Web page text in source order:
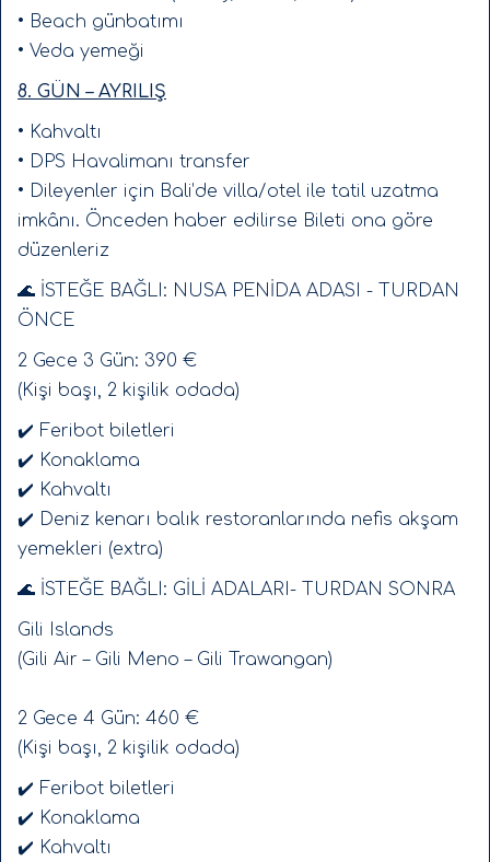
Gerçek Bali deneyimi.
• Beach günbatımı
• Veda yemeği
8. GÜN – AYRILIŞ
• Kahvaltı
• DPS Havalimanı transfer
• Dileyenler için Bali’de villa/otel ile tatil uzatma
imkânı. Önceden haber edilirse Bileti ona göre
düzenleriz
🌊 İSTEĞE BAĞLI: NUSA PENİDA ADASI - TURDAN
ÖNCE
2 Gece 3 Gün: 390 €
(Kişi başı, 2 kişilik odada)
✔️ Feribot biletleri
✔️ Konaklama
✔️ Kahvaltı
✔️ Deniz kenarı balık restoranlarında nefis akşam
yemekleri (extra)
🌊 İSTEĞE BAĞLI: GİLİ ADALARI- TURDAN SONRA
Gili Islands
(Gili Air – Gili Meno – Gili Trawangan)
2 Gece 4 Gün: 460 €
(Kişi başı, 2 kişilik odada)
✔️ Feribot biletleri
✔️ Konaklama
✔️ Kahvaltı